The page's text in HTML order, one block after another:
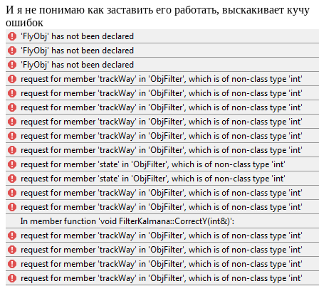
И я не понимаю как заставить его работать, выскакивает кучу
ошибок